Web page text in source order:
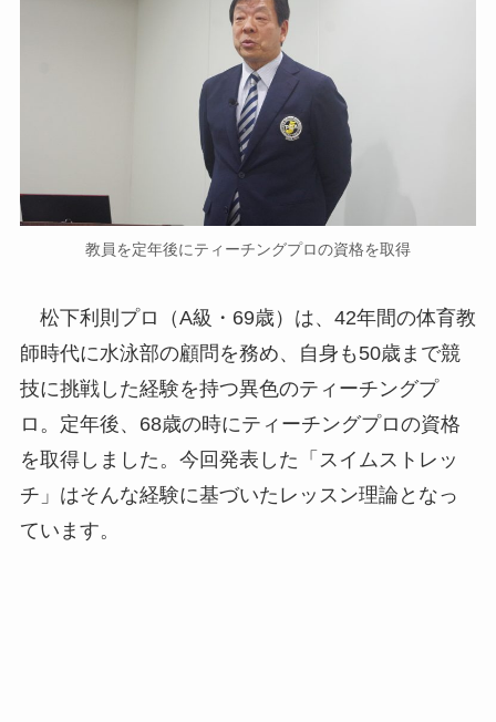
教員を定年後にティーチングプロの資格を取得
松下利則プロ（A級・69歳）は、42年間の体育教
師時代に水泳部の顧問を務め、自身も50歳まで競
技に挑戦した経験を持つ異色のティーチングプ
ロ。定年後、68歳の時にティーチングプロの資格
を取得しました。今回発表した「スイムストレッ
チ」はそんな経験に基づいたレッスン理論となっ
ています。